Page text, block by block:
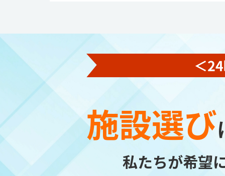
施設選び
私たちが希望